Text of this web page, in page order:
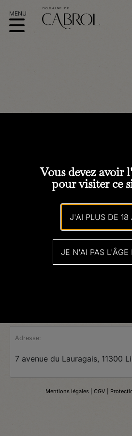
Adresse:
7 avenue du Lauragais, 11300
Mentions légales | CGV |
Vous devez avoir
pour visiter ce
J'AI PLUS DE 18
JE N'AI PAS L'ÂGE